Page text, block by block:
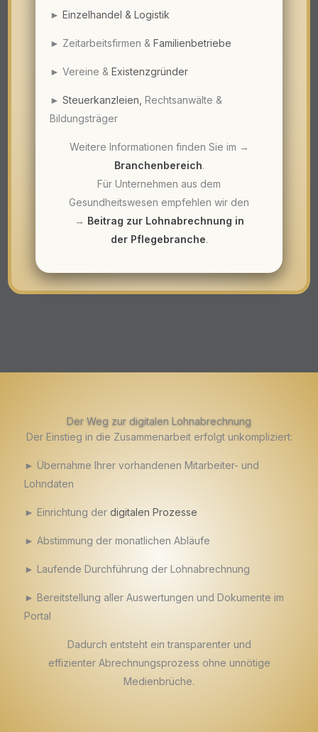
►Einzelhandel &Logistik
► Zeitarbeitsfirmen &Familienbetriebe
► Vereine &Existenzgründer
►Steuerkanzleien Rechtsanwälte &
Bildungsträger
Weitere Informationen finden Sie im →
Branchenbereich.
Für Unternehmen aus dem
Gesundheitswesen empfehlen wir den
→ Beitrag zur Lohnabrechnung in
der Pflegebranche.
Der Weg zur digitalen Lohnabrechnung
Der Einstieg in die Zusammenarbeit erfolgt unkompliziert:
► Übernahme Ihrer vorhandenen Mitarbeiter- und
Lohndaten
► Einrichtung der digitalen Prozesse
► Abstimmung der monatlichen Abläufe
► Laufende Durchführung der Lohnabrechnung
► Bereitstellung aller Auswertungen und Dokumente im
Portal
Dadurch entsteht ein transparenter und
effizienter Abrechnungsprozess ohne unnötige
Medienbrüche.